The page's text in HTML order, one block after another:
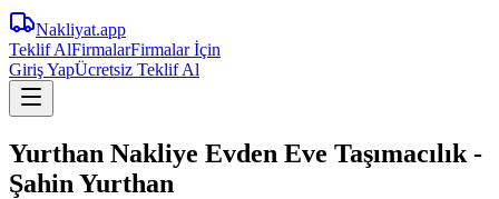
Nakliyat.app
Teklif AlFirmalarFirmalar İçin
Giriş YapÜcretsiz Teklif Al
Yurthan Nakliye Evden Eve Taşımacılık -
Şahin Yurthan